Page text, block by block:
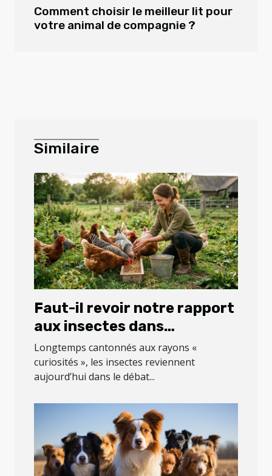
Comment choisir le meilleur lit pour
votre animal de compagnie ?
Similaire
Faut-il revoir notre rapport
aux insectes dans
l’alimentation animale ?
Longtemps cantonnés aux rayons «
curiosités », les insectes reviennent
aujourd’hui dans le débat...